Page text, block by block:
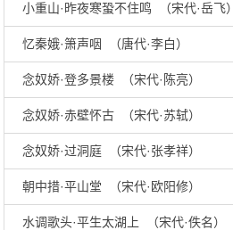
小重山·昨夜寒蛩不住鸣 （宋代·岳飞）
忆秦娥·箫声咽 （唐代·李白）
念奴娇·登多景楼 （宋代·陈亮）
念奴娇·赤壁怀古 （宋代·苏轼）
念奴娇·过洞庭 （宋代·张孝祥）
朝中措·平山堂 （宋代·欧阳修）
水调歌头·平生太湖上 （宋代·佚名）